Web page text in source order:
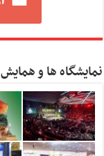
نمایشگاه ها و